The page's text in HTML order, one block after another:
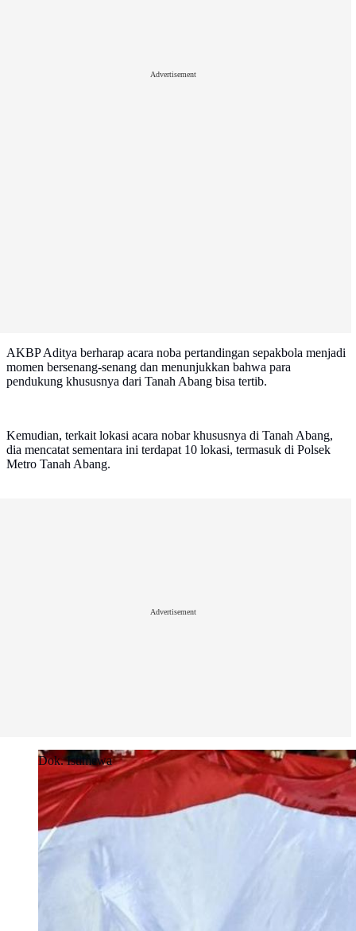
Advertisement
AKBP Aditya berharap acara noba pertandingan sepakbola menjadi
momen bersenang-senang dan menunjukkan bahwa para
pendukung khususnya dari Tanah Abang bisa tertib.
Kemudian, terkait lokasi acara nobar khususnya di Tanah Abang,
dia mencatat sementara ini terdapat 10 lokasi, termasuk di Polsek
Metro Tanah Abang.
Advertisement
Dok. Istimewa